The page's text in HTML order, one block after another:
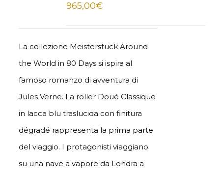
965,00€
La collezione Meisterstück Around
the World in 80 Days si ispira al
famoso romanzo di avventura di
Jules Verne. La roller Doué Classique
in lacca blu traslucida con finitura
dégradé rappresenta la prima parte
del viaggio. I protagonisti viaggiano
su una nave a vapore da Londra a